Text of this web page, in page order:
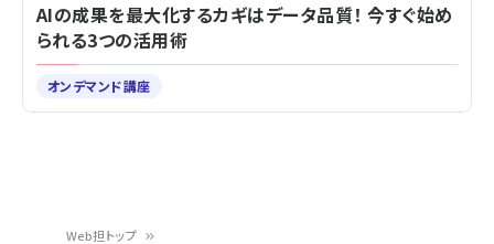
Web担トップ
AIの成果を最大化するカギはデータ品質！ 今すぐ始め
られる3つの活用術
オンデマンド講座